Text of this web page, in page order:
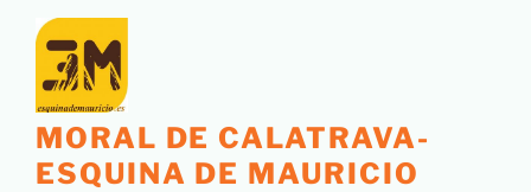
MORAL DE CALATRAVA-
ESQUINA DE MAURICIO